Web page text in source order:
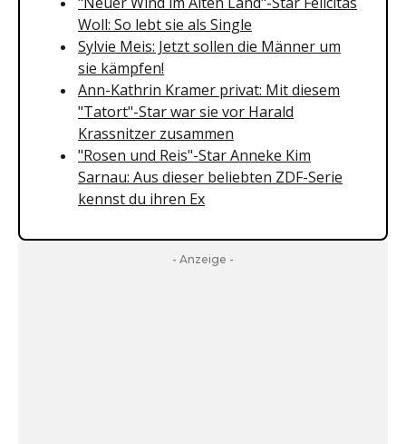
Woll: So lebt sie als Single
Sylvie Meis: Jetzt sollen die Männer um
sie kämpfen!
Ann-Kathrin Kramer privat: Mit diesem
"Tatort"-Star war sie vor Harald
Krassnitzer zusammen
"Rosen und Reis"-Star Anneke Kim
Sarnau: Aus dieser beliebten ZDF-Serie
kennst du ihren Ex
- Anzeige -